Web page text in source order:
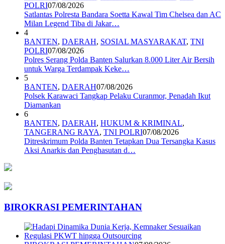
POLRI07/08/2026
Satlantas Polresta Bandara Soetta Kawal Tim Chelsea dan AC
Milan Legend Tiba di Jakar…
4
BANTEN, DAERAH, SOSIAL MASYARAKAT, TNI
POLRI07/08/2026
Polres Serang Polda Banten Salurkan 8.000 Liter Air Bersih
untuk Warga Terdampak Keke…
5
BANTEN, DAERAH07/08/2026
Polsek Karawaci Tangkap Pelaku Curanmor, Penadah Ikut
Diamankan
6
BANTEN, DAERAH, HUKUM & KRIMINAL,
TANGERANG RAYA, TNI POLRI07/08/2026
Ditreskrimum Polda Banten Tetapkan Dua Tersangka Kasus
Aksi Anarkis dan Penghasutan d…
BIROKRASI PEMERINTAHAN